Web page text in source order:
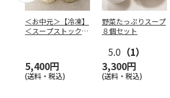
＜お中元＞【冷凍】
＜スープストックト
5,400円
(送料・税込)
野菜たっぷりスープ
８個セット
5.0 （1）
3,300円
(送料・税込)